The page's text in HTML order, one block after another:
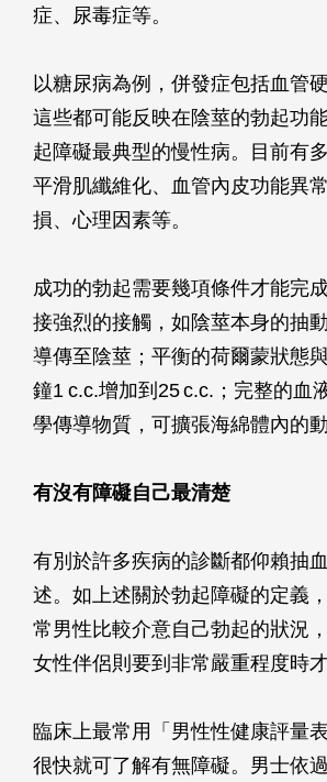
症、尿毒症等。
以糖尿病為例，併發症包括血管
這些都可能反映在陰莖的勃起功
起障礙最典型的慢性病。目前有
平滑肌纖維化、血管內皮功能異
損、心理因素等。
成功的勃起需要幾項條件才能完
接強烈的接觸，如陰莖本身的抽
導傳至陰莖；平衡的荷爾蒙狀態
鐘1 c.c.增加到25 c.c.；完整的血
學傳導物質，可擴張海綿體內的
有沒有障礙自己最清楚
有別於許多疾病的診斷都仰賴抽
述。如上述關於勃起障礙的定義
常男性比較介意自己勃起的狀況
女性伴侶則要到非常嚴重程度時才
臨床上最常用「男性性健康評量
很快就可了解有無障礙。男士依